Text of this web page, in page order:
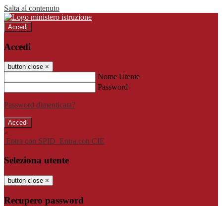
Salta al contenuto
Accedi
Accedi
button close ×
Nome Utente
Password
Password dimenticata?
-
Entra con SPID Entra con CIE
Seleziona utente
button close ×
Recupero password